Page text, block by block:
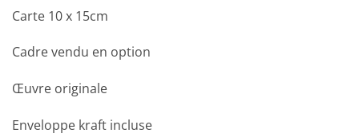
Carte 10 x 15cm
Cadre vendu en option
Œuvre originale
Enveloppe kraft incluse